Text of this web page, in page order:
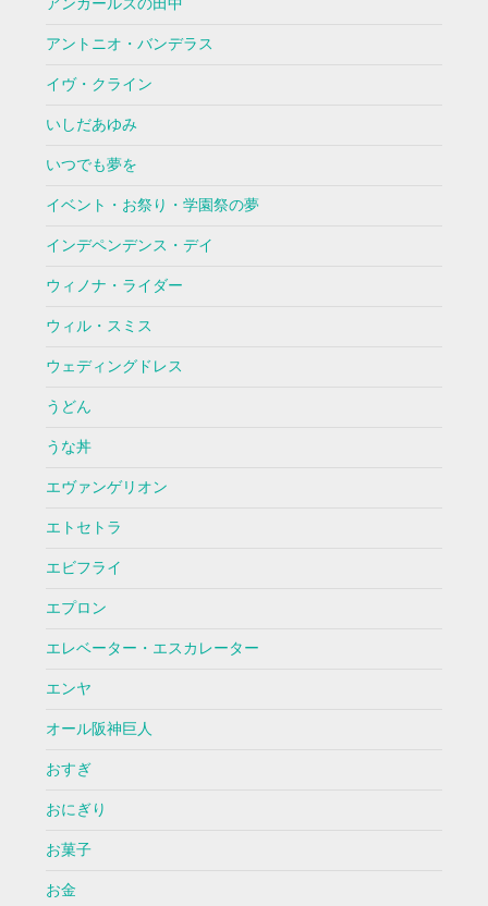
アンガールズの田中
アントニオ・バンデラス
イヴ・クライン
いしだあゆみ
いつでも夢を
イベント・お祭り・学園祭の夢
インデペンデンス・デイ
ウィノナ・ライダー
ウィル・スミス
ウェディングドレス
うどん
うな丼
エヴァンゲリオン
エトセトラ
エビフライ
エプロン
エレベーター・エスカレーター
エンヤ
オール阪神巨人
おすぎ
おにぎり
お菓子
お金